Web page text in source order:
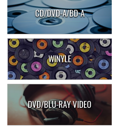
CD/DVD-A/BD-A
WINYLE
DVD/BLU-RAY VIDEO